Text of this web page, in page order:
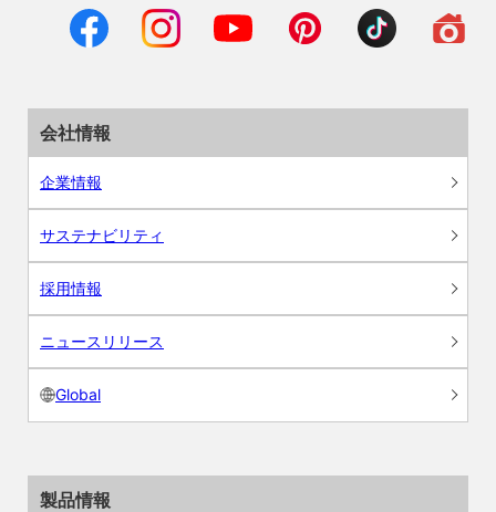
会社情報
企業情報
サステナビリティ
採用情報
ニュースリリース
Global
製品情報